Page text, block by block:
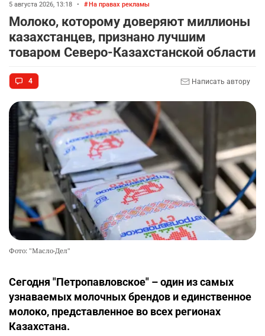
5 августа 2026, 13:18 • На правах рекламы
Молоко, которому доверяют миллионы
казахстанцев, признано лучшим
товаром Северо-Казахстанской области
4 Написать автору
Фото: "Масло-Дел"
Сегодня "Петропавловское" – один из самых
узнаваемых молочных брендов и единственное
молоко, представленное во всех регионах
Казахстана.